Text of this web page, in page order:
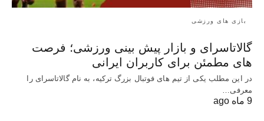
بازی های ورزشی
گالاتاسرای و بازار پیش‌ بینی ورزشی؛ فرصت‌
های مطمئن برای کاربران ایرانی
در این مطلب یکی از تیم های فوتبال بزرگ ترکیه، به نام گالاتاسرای را
معرفی…
9 ماه ago